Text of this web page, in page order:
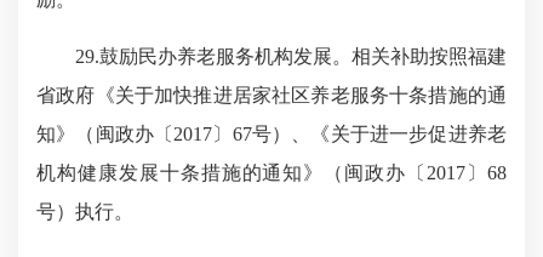
29.鼓励民办养老服务机构发展。相关补助按照福建
省政府《关于加快推进居家社区养老服务十条措施的通
知》（闽政办〔2017〕67号）、《关于进一步促进养老
机构健康发展十条措施的通知》（闽政办〔2017〕68
号）执行。